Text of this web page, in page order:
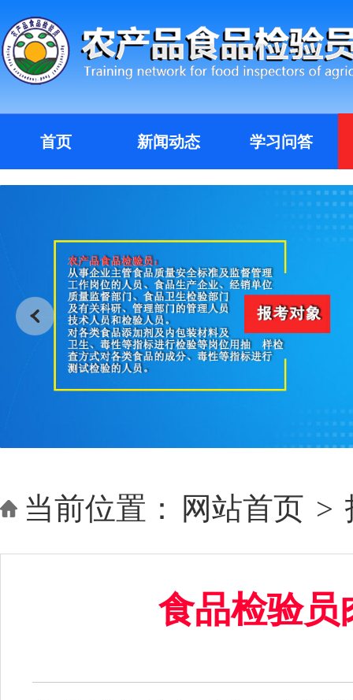
首页 新闻动态 学习问答
当前位置： 网站首页 >
食品检验员